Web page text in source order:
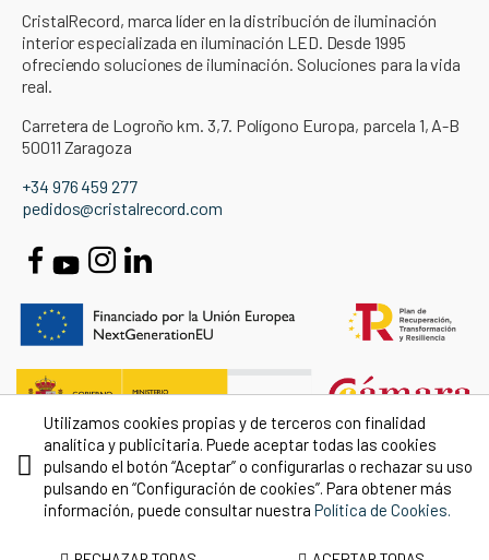
Utilizamos cookies propias y de terceros con finalidad
analítica y publicitaria. Puede aceptar todas las cookies
pulsando el botón “Aceptar” o configurarlas o rechazar su uso
pulsando en “Configuración de cookies”. Para obtener más
información, puede consultar nuestra Política de Cookies.
CristalRecord, marca líder en la distribución de iluminación
interior especializada en iluminación LED. Desde 1995
ofreciendo soluciones de iluminación. Soluciones para la vida
real.
Carretera de Logroño km. 3,7. Polígono Europa, parcela 1, A-B
50011 Zaragoza
+34 976 459 277
pedidos@cristalrecord.com